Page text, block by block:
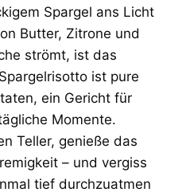
Spargel ans Licht
Butter, Zitrone und
strömt, ist das
ist pure
ein Gericht für
Momente.
Teller, genieße das
– und vergiss
tief durchzuatmen